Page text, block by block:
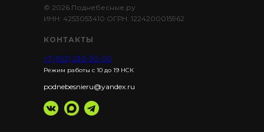
КОНТАКТЫ
+7 (923) 230-30-00
Режим работы с 10 до 19 НСК
podnebesnieru@yandex.ru
© 2026 Поднебесные.ру
ИНН: 4253053410 ОГРН: 1224200015962